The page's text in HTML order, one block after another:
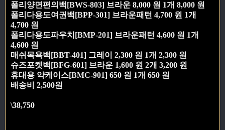
폴리양면편의백[BWS-803] 브라운 8,000 원 1개 8,000 원
폴리다용도여권백[BPP-301] 브라운패턴 4,700 원 1개
4,700 원
폴리다용도파우치[BMP-201] 브라운패턴 4,600 원 1개
4,600 원
매쉬목욕백[BBT-401] 그레이 2,300 원 1개 2,300 원
슈즈포켓백[BFG-601] 브라운 1,600 원 2개 3,200 원
휴대용 약케이스[BMC-901] 650 원 1개 650 원
배송비 2,500원
\38,750